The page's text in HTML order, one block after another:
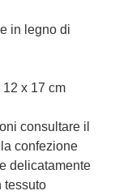
in legno di
12 x 17 cm
consultare il
confezione
delicatamente
tessuto